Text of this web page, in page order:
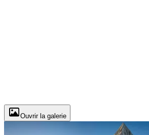
Ouvrir la galerie